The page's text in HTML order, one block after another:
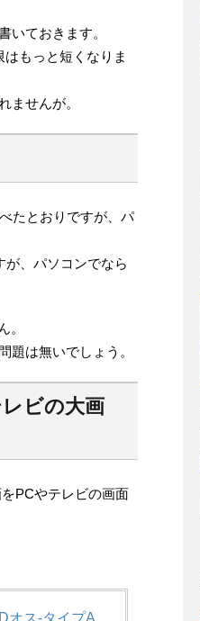
いておきます。
もっと短くなりま
ませんが。
たとおりですが、パ
が、パソコンでなら
。
題は無いでしょう。
ビの大画
PCやテレビの画面
オス-タイプA